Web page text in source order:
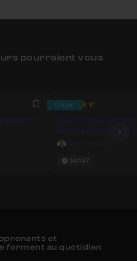
pourraient vous
Favori
étape par
Gratuit
4.75
Gratuit : Comment créer
Micro-Entreprise en
Hubert Eymonot
34m47
et
forment au quotidien